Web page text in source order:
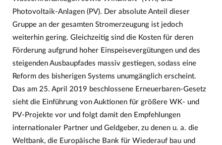
Photovoltaik-Anlagen (PV). Der absolute Anteil dieser
Gruppe an der gesamten Stromerzeugung ist jedoch
weiterhin gering. Gleichzeitig sind die Kosten für deren
Förderung aufgrund hoher Einspeisevergütungen und des
steigenden Ausbaupfades massiv gestiegen, sodass eine
Reform des bisherigen Systems unumgänglich erscheint.
Das am 25. April 2019 beschlossene Erneuerbaren-Gesetz
sieht die Einführung von Auktionen für größere WK- und
PV-Projekte vor und folgt damit den Empfehlungen
internationaler Partner und Geldgeber, zu denen u. a. die
Weltbank, die Europäische Bank für Wiederauf bau und